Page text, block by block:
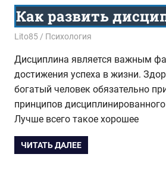
Как развить
09.08.2018
Lito85 Психология
Дисциплина является важным
достижения успеха в жизни.
богатый человек обязательно
принципов
Лучше всего такое хорошее
ЧИТАТЬ ДАЛЕЕ